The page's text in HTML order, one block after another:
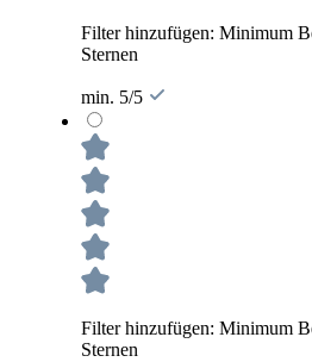
Filter hinzufügen: Minimum
Sternen
min. 5/5
Filter hinzufügen: Minimum
Sternen